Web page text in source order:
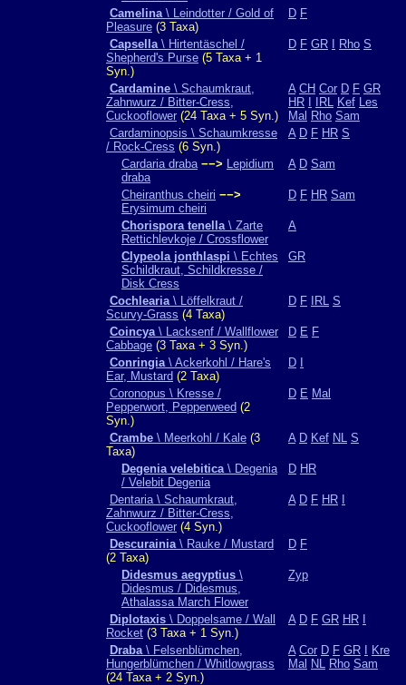
Camelina\ Leindotter / Gold of
Pleasure (3 Taxa)
D F
Capsella\ Hirtentäschel /
Shepherd's Purse (5 Taxa + 1
Syn.)
D F GR Rho S
Cardamine \ Schaumkraut,
Zahnwurz / Bitter-Cress,
Cuckooflower (24 Taxa + 5 Syn.)
A CH Cor D F GR
HR
IRL Kef Les
Mal Rho Sam
Cardaminopsis \ Schaumkresse
/ Rock-Cress (6 Syn.)
A D F HR S
Cardaria draba −−> Lepidium
draba
A D Sam
Cheiranthus cheiri −−>
Erysimum cheiri
D F HR Sam
Chorispora tenella\ Zarte
Rettichlevkoje / Crossflower
A
Clypeola jonthlaspi \ Echtes
Schildkraut, Schildkresse /
Disk Cress
GR
Cochlearia\ Löffelkraut /
Scurvy-Grass (4 Taxa)
D F IRL S
Coincya\ Lacksenf / Wallflower
Cabbage (3 Taxa + 3 Syn.)
D E F
Conringia\ Ackerkohl / Hare's
Ear, Mustard (2 Taxa)
D
Coronopus \ Kresse /
Pepperwort, Pepperweed (2
Syn.)
D E Mal
Crambe \ Meerkohl / Kale (3
Taxa)
A D Kef NL S
Degenia velebitica\ Degenia
/ Velebit Degenia
D HR
Dentaria \ Schaumkraut,
Zahnwurz / Bitter-Cress,
Cuckooflower (4 Syn.)
A D F HR
Descurainia\ Rauke / Mustard
(2 Taxa)
D F
Didesmus aegyptius \
Didesmus / Didesmus,
Athalassa March Flower
Zyp
Diplotaxis \ Doppelsame / Wall
Rocket (3 Taxa + 1 Syn.)
A D F GR HR
Draba\ Felsenblümchen,
Hungerblümchen / Whitlowgrass
(24 Taxa + 2 Syn.)
A Cor D F GR
Kre
Mal NL Rho Sam